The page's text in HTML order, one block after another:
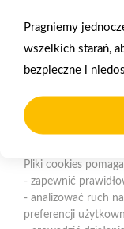
ul. Św. Ducha 12,
Pragniemy
wszelkich starań,
bezpieczne i
użytkownika
korzystania z naszej
partnerów, np.
Do czego
Pliki cookies
- zapewnić
- analizować ruch
preferencji